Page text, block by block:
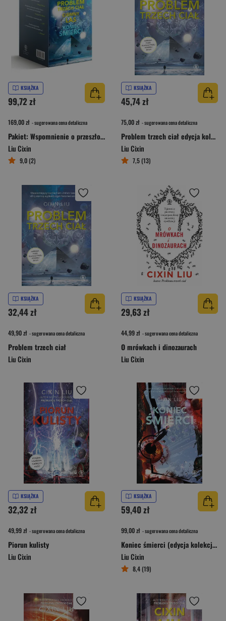
KSIĄŻKA
99,72 zł
169,00 zł - sugerowana cena detaliczna
Pakiet: Wspomnienie o przeszłości Ziemi
Liu Cixin
9,0 (2)
KSIĄŻKA
45,74 zł
75,00 zł - sugerowana cena detaliczna
Problem trzech ciał edycja kolekcjonerska
Liu Cixin
7,5 (13)
KSIĄŻKA
32,44 zł
49,90 zł - sugerowana cena detaliczna
Problem trzech ciał
Liu Cixin
KSIĄŻKA
29,63 zł
44,99 zł - sugerowana cena detaliczna
O mrówkach i dinozaurach
Liu Cixin
KSIĄŻKA
32,32 zł
49,99 zł - sugerowana cena detaliczna
Piorun kulisty
Liu Cixin
KSIĄŻKA
59,40 zł
99,00 zł - sugerowana cena detaliczna
Koniec śmierci (edycja kolekcjonerska)
Liu Cixin
8,4 (19)